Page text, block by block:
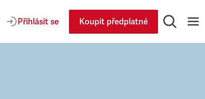
Přihlásit se Koupit předplatné